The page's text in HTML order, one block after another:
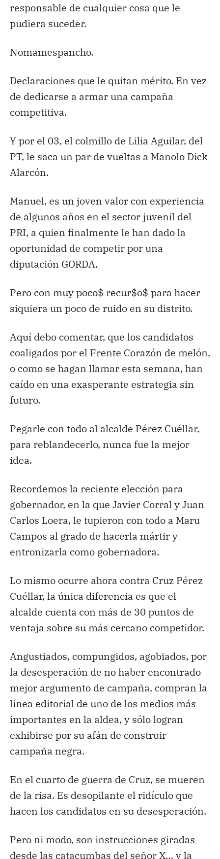
responsable de cualquier cosa que le
pudiera suceder.
Nomamespancho.
Declaraciones que le quitan mérito. En vez
de dedicarse a armar una campaña
competitiva.
Y por el 03, el colmillo de Lilia Aguilar, del
PT, le saca un par de vueltas a Manolo Dick
Alarcón.
Manuel, es un joven valor con experiencia
de algunos años en el sector juvenil del
PRI, a quien finalmente le han dado la
oportunidad de competir por una
diputación GORDA.
Pero con muy poco$ recur$o$ para hacer
siquiera un poco de ruido en su distrito.
Aquí debo comentar, que los candidatos
coaligados por el Frente Corazón de melón,
o como se hagan llamar esta semana, han
caído en una exasperante estrategia sin
futuro.
Pegarle con todo al alcalde Pérez Cuéllar,
para reblandecerlo, nunca fue la mejor
idea.
Recordemos la reciente elección para
gobernador, en la que Javier Corral y Juan
Carlos Loera, le tupieron con todo a Maru
Campos al grado de hacerla mártir y
entronizarla como gobernadora.
Lo mismo ocurre ahora contra Cruz Pérez
Cuéllar, la única diferencia es que el
alcalde cuenta con más de 30 puntos de
ventaja sobre su más cercano competidor.
Angustiados, compungidos, agobiados, por
la desesperación de no haber encontrado
mejor argumento de campaña, compran la
línea editorial de uno de los medios más
importantes en la aldea, y sólo logran
exhibirse por su afán de construir
campaña negra.
En el cuarto de guerra de Cruz, se mueren
de la risa. Es desopilante el ridículo que
hacen los candidatos en su desesperación.
Pero ni modo, son instrucciones giradas
desde las catacumbas del señor X… y la